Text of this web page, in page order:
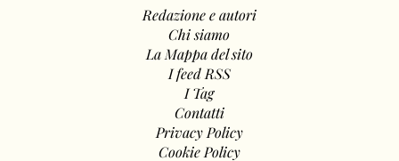
Redazione e autori
Chi siamo
La Mappa del sito
I feed RSS
I Tag
Contatti
Privacy Policy
Cookie Policy